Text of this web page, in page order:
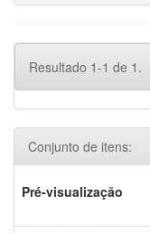
Resultado 1-1 de 1.
Conjunto de itens:
Pré-visualização